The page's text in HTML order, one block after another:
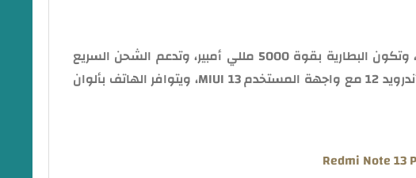
كما يحتوي الهاتف على بطارية غير قابلة للإزالة، وتكون البطارية بقوة 5000 مللي أمبير، وتدعم الشحن السريع
بقوة 67 واط، ويكون نظام تشغيل الهاتف هو أندرويد 12 مع واجهة المستخدم MIUI 13، ويتوافر الهاتف بألوان